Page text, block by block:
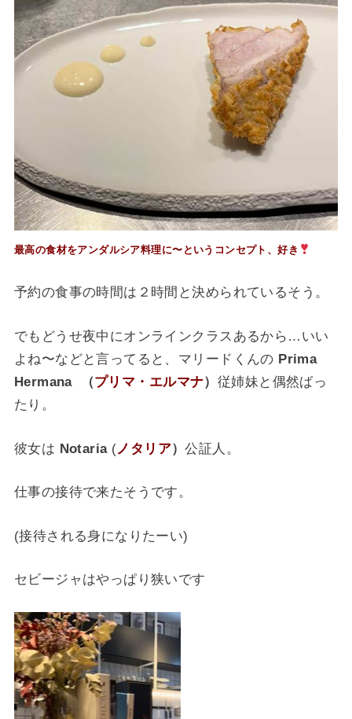
最高の食材をアンダルシア料理に〜というコンセプト、好き
予約の食事の時間は２時間と決められているそう。
でもどうせ夜中にオンラインクラスあるから…いい
よね〜などと言ってると、マリードくんの Prima
Hermana （プリマ・エルマナ） 従姉妹と偶然ばっ
たり。
彼女は Notaria ( ノタリア）公証人。
仕事の接待で来たそうです。
(接待される身になりたーい)
セビージャはやっぱり狭いです